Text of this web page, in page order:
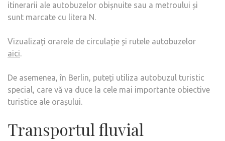
itinerarii ale autobuzelor obișnuite sau a metroului și
sunt marcate cu litera N.
Vizualizați orarele de circulație și rutele autobuzelor
aici.
De asemenea, în Berlin, puteți utiliza autobuzul turistic
special, care vă va duce la cele mai importante obiective
turistice ale orașului.
Transportul fluvial